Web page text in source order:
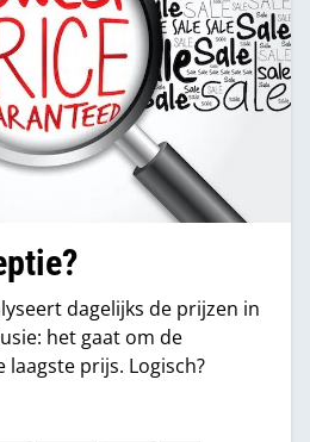
dagelijks de prijzen in
het gaat om de
prijs. Logisch?